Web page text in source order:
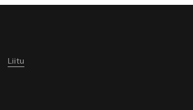
Liitu